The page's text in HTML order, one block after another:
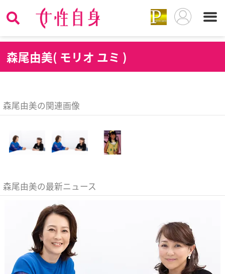
森尾由美( モリオ ユミ )
森尾由美の関連画像
森尾由美の最新ニュース